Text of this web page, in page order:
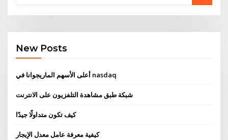
New Posts
أعلى الأسهم الماريجوانا في nasdaq
شبكة طبق مشاهدة التلفزيون على الانترنت
كيف تكون متداولًا جيدًا
كيفية معرفة عامل معدل الإيجار